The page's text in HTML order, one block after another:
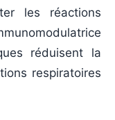
les réactions
réduisent la
respiratoires